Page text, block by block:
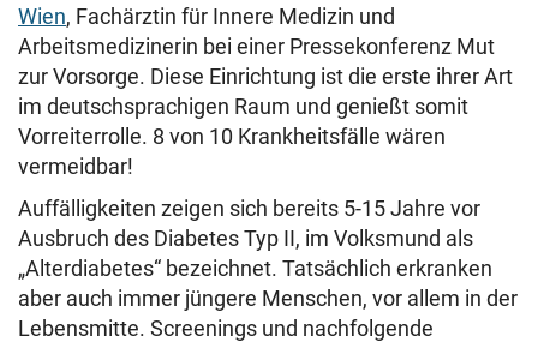
Wien, Fachärztin für Innere Medizin und
Arbeitsmedizinerin bei einer Pressekonferenz Mut
zur Vorsorge. Diese Einrichtung ist die erste ihrer Art
im deutschsprachigen Raum und genießt somit
Vorreiterrolle. 8 von 10 Krankheitsfälle wären
vermeidbar!
Auffälligkeiten zeigen sich bereits 5-15 Jahre vor
Ausbruch des Diabetes Typ II, im Volksmund als
„Alterdiabetes“ bezeichnet. Tatsächlich erkranken
aber auch immer jüngere Menschen, vor allem in der
Lebensmitte. Screenings und nachfolgende